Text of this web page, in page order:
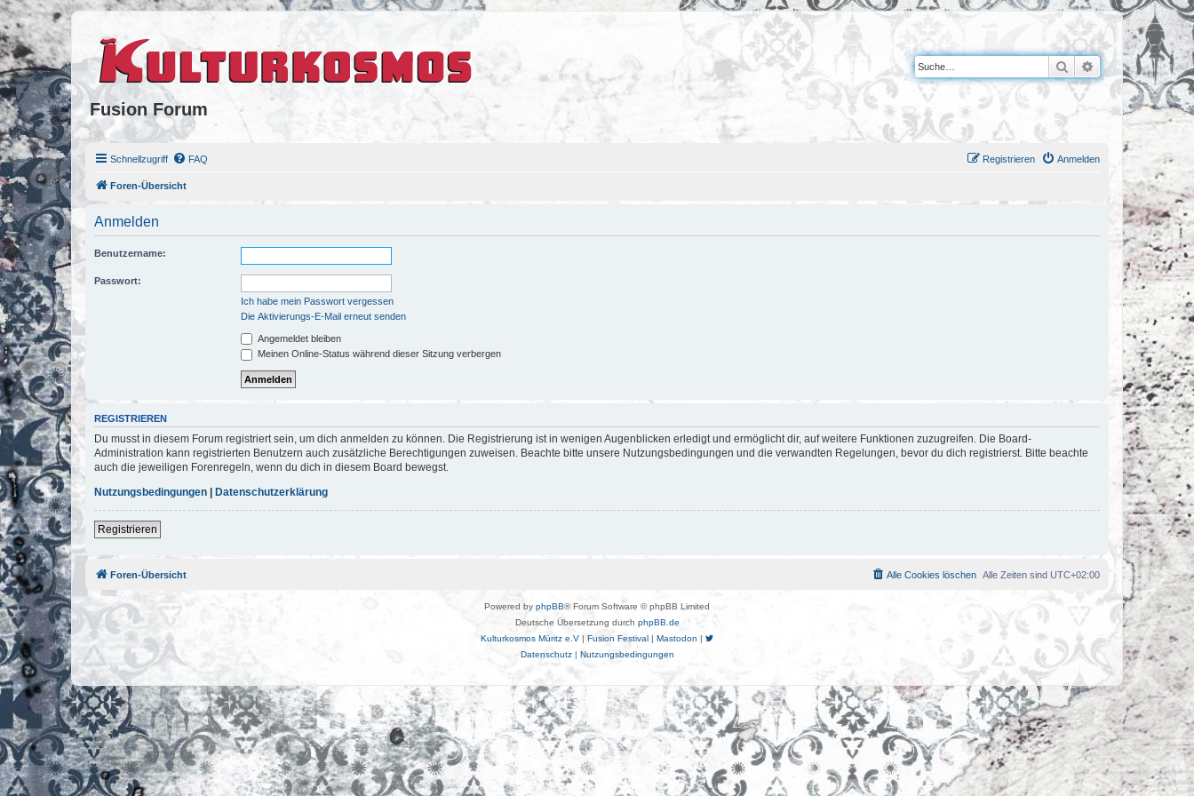
Fusion Forum
Suche Erweiterte Suche
Schnellzugriff FAQ Anmelden
Registrieren
Foren-Übersicht
Anmelden
Benutzername:
Passwort:
Ich habe mein Passwort vergessen
Die Aktivierungs-E-Mail erneut senden
Angemeldet bleiben
Meinen Online-Status während dieser Sitzung verbergen
REGISTRIEREN
Du musst in diesem Forum registriert sein, um dich anmelden zu können. Die Registrierung ist in wenigen Augenblicken erledigt und ermöglicht dir, auf weitere Funktionen zuzugreifen. Die Board-
Administration kann registrierten Benutzern auch zusätzliche Berechtigungen zuweisen. Beachte bitte unsere Nutzungsbedingungen und die verwandten Regelungen, bevor du dich registrierst. Bitte beachte
auch die jeweiligen Forenregeln, wenn du dich in diesem Board bewegst.
Nutzungsbedingungen
Datenschutzerklärung
Registrieren
Foren-Übersicht Alle Zeiten sind UTC+02:00
Alle Cookies löschen
Powered by phpBB® Forum Software © phpBB Limited
Deutsche Übersetzung durch phpBB.de
Kulturkosmos Müritz e.V | Fusion Festival | Mastodon |
Datenschutz| Nutzungsbedingungen